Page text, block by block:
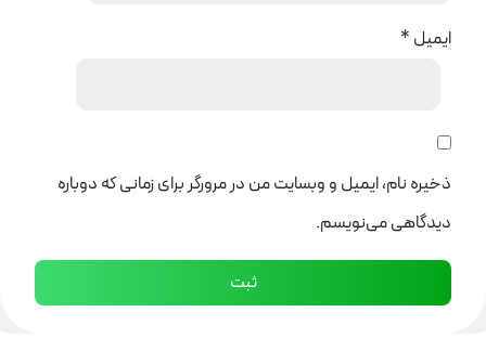
ایمیل *
ذخیره نام، ایمیل و وبسایت من در مرورگر برای زمانی که دوباره
دیدگاهی می‌نویسم.